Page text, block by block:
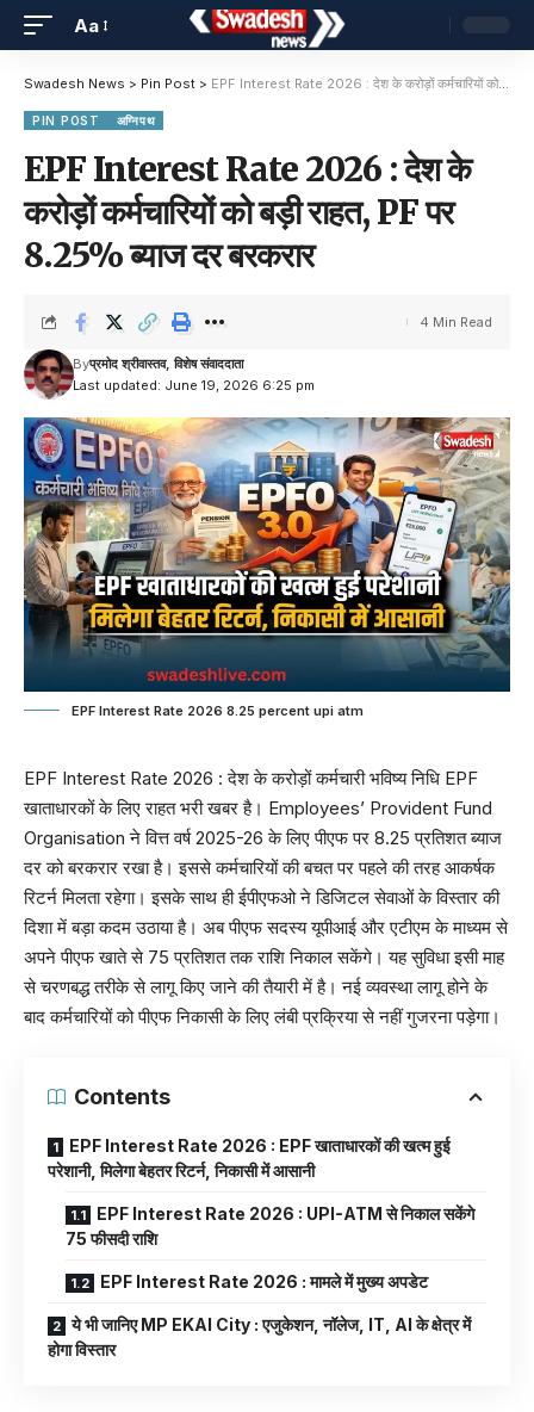
Aa
Swadesh News > Pin Post > EPF Interest Rate 2026 : देश के करोड़ों कर्मचारियों को बड़ी राहत, PF पर 8.25% ब्याज दर बरकरार
PIN POST अग्निपथ
EPF Interest Rate 2026 : देश के
करोड़ों कर्मचारियों को बड़ी राहत, PF पर
8.25% ब्याज दर बरकरार
Last updated: June 19, 2026 6:25 pm
Byप्रमोद श्रीवास्तव, विशेष संवाददाता
4 Min Read
EPF Interest Rate 2026 8.25 percent upi atm
EPF Interest Rate 2026 : देश के करोड़ों कर्मचारी भविष्य निधि EPF
खाताधारकों के लिए राहत भरी खबर है। Employees’ Provident Fund
Organisation ने वित्त वर्ष 2025-26 के लिए पीएफ पर 8.25 प्रतिशत ब्याज
दर को बरकरार रखा है। इससे कर्मचारियों की बचत पर पहले की तरह आकर्षक
रिटर्न मिलता रहेगा। इसके साथ ही ईपीएफओ ने डिजिटल सेवाओं के विस्तार की
दिशा में बड़ा कदम उठाया है। अब पीएफ सदस्य यूपीआई और एटीएम के माध्यम से
अपने पीएफ खाते से 75 प्रतिशत तक राशि निकाल सकेंगे। यह सुविधा इसी माह
से चरणबद्ध तरीके से लागू किए जाने की तैयारी में है। नई व्यवस्था लागू होने के
बाद कर्मचारियों को पीएफ निकासी के लिए लंबी प्रक्रिया से नहीं गुजरना पड़ेगा।
Contents
EPF Interest Rate 2026 : EPF खाताधारकों की खत्म हुई
परेशानी, मिलेगा बेहतर रिटर्न, निकासी में आसानी
EPF Interest Rate 2026 : UPI-ATM से निकाल सकेंगे
75 फीसदी राशि
EPF Interest Rate 2026 : मामले में मुख्य अपडेट
ये भी जानिए MP EKAI City : एजुकेशन, नॉलेज, IT, AI के क्षेत्र में
होगा विस्तार